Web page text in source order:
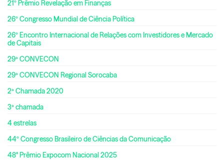
21º Prêmio Revelação em Finanças
26º Congresso Mundial de Ciência Política
26º Encontro Internacional de Relações com Investidores e Mercado
de Capitais
29ª CONVECON
29ª CONVECON Regional Sorocaba
2ª Chamada 2020
3ª chamada
4 estrelas
44º Congresso Brasileiro de Ciências da Comunicação
48° Prêmio Expocom Nacional 2025